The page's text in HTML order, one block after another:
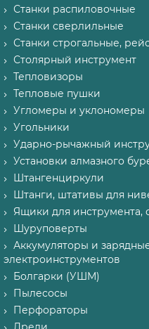
Станки распиловочные
Станки сверлильные
Станки строгальные,
Столярный инструмент
Тепловизоры
Тепловые пушки
Угломеры и уклономеры
Угольники
Ударно-рычажный
Установки алмазного
Штангенциркули
Штанги, штативы для
Ящики для инструмента,
Шуруповерты
Аккумуляторы и
электроинструментов
Болгарки (УШМ)
Пылесосы
Перфораторы